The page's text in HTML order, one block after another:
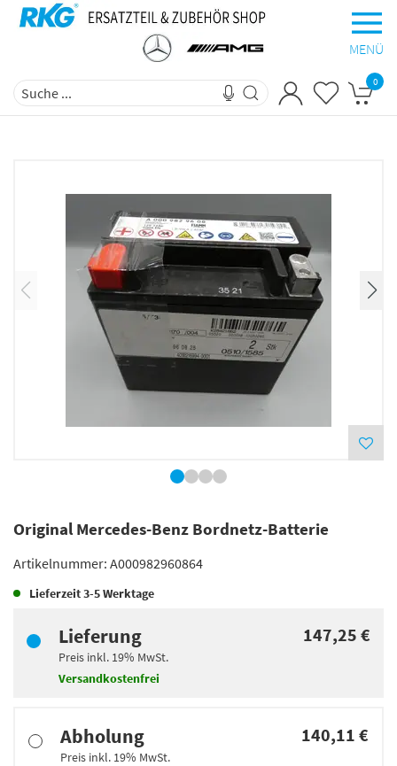
MENÜ
0
Original Mercedes-Benz Bordnetz-Batterie
Artikelnummer: A000982960864
Lieferzeit3-5 Werktage
Lieferung
Preis inkl. 19% MwSt.
Versandkostenfrei
147,25 €
Abholung
Preis inkl. 19% MwSt.
140,11 €